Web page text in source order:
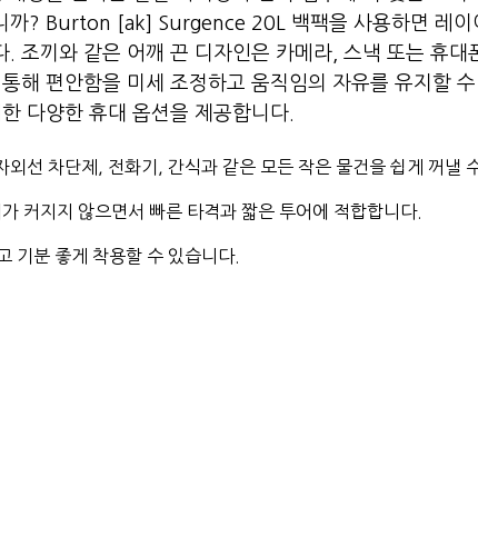
까? Burton [ak] Surgence 20L 백팩을 사용하면 레이
조끼와 같은 어깨 끈 디자인은 카메라, 스낵 또는 휴대
해 편안함을 미세 조정하고 움직임의 자유를 유지할
다양한 휴대 옵션을 제공합니다.
선 차단제, 전화기, 간식과 같은 모든 작은 물건을 쉽게 꺼낼
커지지 않으면서 빠른 타격과 짧은 투어에 적합합니다.
기분 좋게 착용할 수 있습니다.